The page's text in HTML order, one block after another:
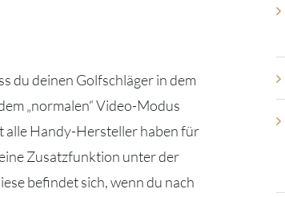
du deinen Golfschläger in dem
„normalen“ Video-Modus
alle Handy-Hersteller haben für
Zusatzfunktion unter der
befindet sich, wenn du nach